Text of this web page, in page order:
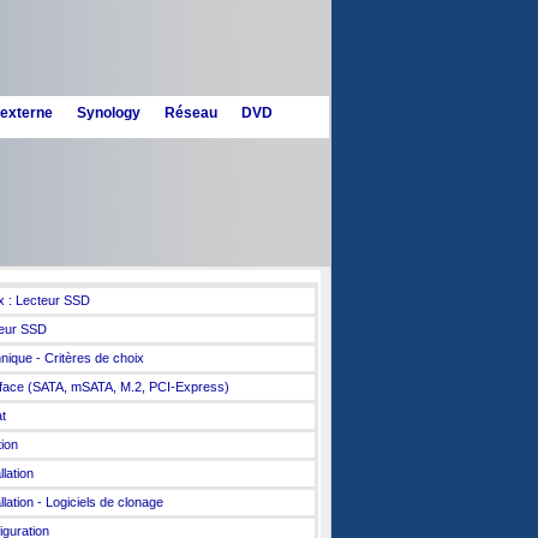
Synology Réseau DVD
: Lecteur SSD
SSD
- Critères de choix
(SATA, mSATA, M.2, PCI-Express)
- Logiciels de clonage